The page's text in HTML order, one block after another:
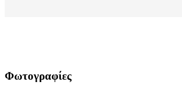
Φωτογραφίες